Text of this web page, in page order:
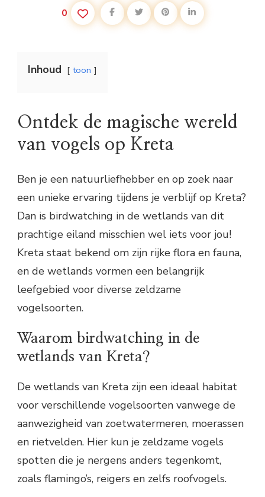
0
Inhoud toon
Ontdek de magische wereld
van vogels op Kreta
Ben je een natuurliefhebber en op zoek naar
een unieke ervaring tijdens je verblijf op Kreta?
Dan is birdwatching in de wetlands van dit
prachtige eiland misschien wel iets voor jou!
Kreta staat bekend om zijn rijke flora en fauna,
en de wetlands vormen een belangrijk
leefgebied voor diverse zeldzame
vogelsoorten.
Waarom birdwatching in de
wetlands van Kreta?
De wetlands van Kreta zijn een ideaal habitat
voor verschillende vogelsoorten vanwege de
aanwezigheid van zoetwatermeren, moerassen
en rietvelden. Hier kun je zeldzame vogels
spotten die je nergens anders tegenkomt,
zoals flamingo’s, reigers en zelfs roofvogels.